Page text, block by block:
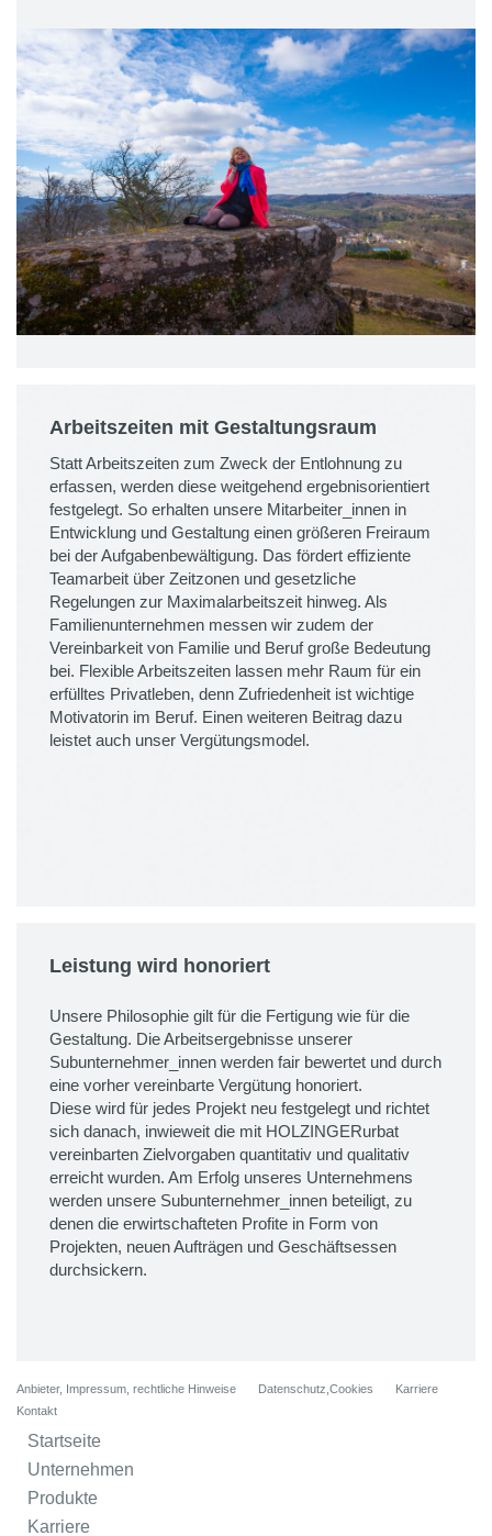
Arbeitszeiten mit Gestaltungsraum
Statt Arbeitszeiten zum Zweck der Entlohnung zu
erfassen, werden diese weitgehend ergebnisorientiert
festgelegt. So erhalten unsere Mitarbeiter_innen in
Entwicklung und Gestaltung einen größeren Freiraum
bei der Aufgabenbewältigung. Das fördert effiziente
Teamarbeit über Zeitzonen und gesetzliche
Regelungen zur Maximalarbeitszeit hinweg. Als
Familienunternehmen messen wir zudem der
Vereinbarkeit von Familie und Beruf große Bedeutung
bei. Flexible Arbeitszeiten lassen mehr Raum für ein
erfülltes Privatleben, denn Zufriedenheit ist wichtige
Motivatorin im Beruf. Einen weiteren Beitrag dazu
leistet auch unser Vergütungsmodel.
Leistung wird honoriert
Unsere Philosophie gilt für die Fertigung wie für die
Gestaltung. Die Arbeitsergebnisse unserer
Subunternehmer_innen werden fair bewertet und durch
eine vorher vereinbarte Vergütung honoriert.
Diese wird für jedes Projekt neu festgelegt und richtet
sich danach, inwieweit die mit HOLZINGERurbat
vereinbarten Zielvorgaben quantitativ und qualitativ
erreicht wurden. Am Erfolg unseres Unternehmens
werden unsere Subunternehmer_innen beteiligt, zu
denen die erwirtschafteten Profite in Form von
Projekten, neuen Aufträgen und Geschäftsessen
durchsickern.
Anbieter, Impressum, rechtliche Hinweise Datenschutz,Cookies
Karriere
Kontakt
Startseite
Unternehmen
Produkte
Karriere